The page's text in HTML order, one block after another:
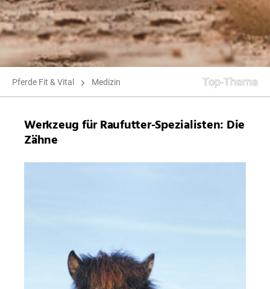
Pferde Fit & Vital Medizin Schlagwörter
Top-Thema
Werkzeug für Raufutter-Spezialisten: Die
Zähne